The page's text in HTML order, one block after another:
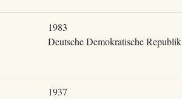
1983
Deutsche Demokratische Republik
1937